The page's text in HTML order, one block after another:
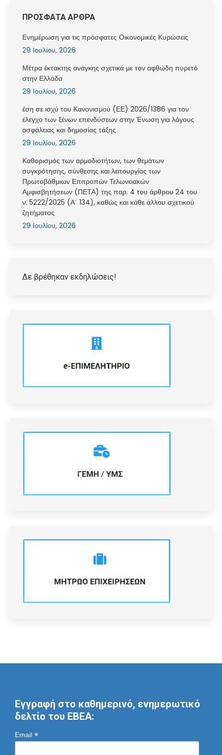
ΠΡΟΣΦΑΤΑ ΑΡΘΡΑ
Ενημέρωση για τις πρόσφατες Οικονομικές Κυρώσεις
29 Ιουλίου, 2026
Μέτρα έκτακτης ανάγκης σχετικά με τον αφθώδη πυρετό
στην Ελλάδα
29 Ιουλίου, 2026
έση σε ισχύ του Κανονισμού (ΕΕ) 2026/1386 για τον
έλεγχο των ξένων επενδύσεων στην Ένωση για λόγους
ασφάλειας και δημοσίας τάξης
29 Ιουλίου, 2026
Καθορισμός των αρμοδιοτήτων, των θεμάτων
συγκρότησης, σύνθεσης και λειτουργίας των
Πρωτοβάθμιων Επιτροπών Τελωνειακών
Αμφισβητήσεων (ΠΕΤΑ) της παρ. 4 του άρθρου 24 του
ν. 5222/2025 (Α΄ 134), καθώς και κάθε άλλου σχετικού
ζητήματος
29 Ιουλίου, 2026
Δε βρέθηκαν εκδηλώσεις!
Εγγραφή στο καθημερινό, ενημερωτικό
δελτίο του ΕΒΕΑ:
Email *